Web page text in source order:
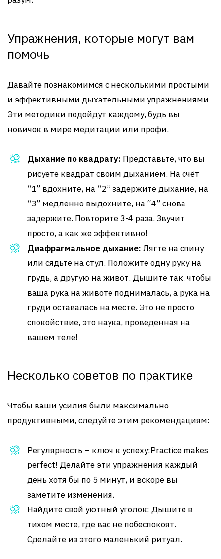
Упражнения, которые могут вам
помочь
Давайте познакомимся с несколькими простыми
и эффективными дыхательными упражнениями.
Эти методики подойдут каждому, будь вы
новичок в мире медитации или профи.
Дыхание по квадрату: Представьте, что вы
рисуете квадрат своим дыханием. На счёт
“1” вдохните, на “2” задержите дыхание, на
“3” медленно выдохните, на “4” снова
задержите. Повторите 3-4 раза. Звучит
просто, а как же эффективно!
Диафрагмальное дыхание: Лягте на спину
или сядьте на стул. Положите одну руку на
грудь, а другую на живот. Дышите так, чтобы
ваша рука на животе поднималась, а рука на
груди оставалась на месте. Это не просто
спокойствие, это наука, проведенная на
вашем теле!
Несколько советов по практике
Чтобы ваши усилия были максимально
продуктивными, следуйте этим рекомендациям:
Регулярность – ключ к успеху:Practice makes
perfect! Делайте эти упражнения каждый
день хотя бы по 5 минут, и вскоре вы
заметите изменения.
Найдите свой уютный уголок: Дышите в
тихом месте, где вас не побеспокоят.
Сделайте из этого маленький ритуал.